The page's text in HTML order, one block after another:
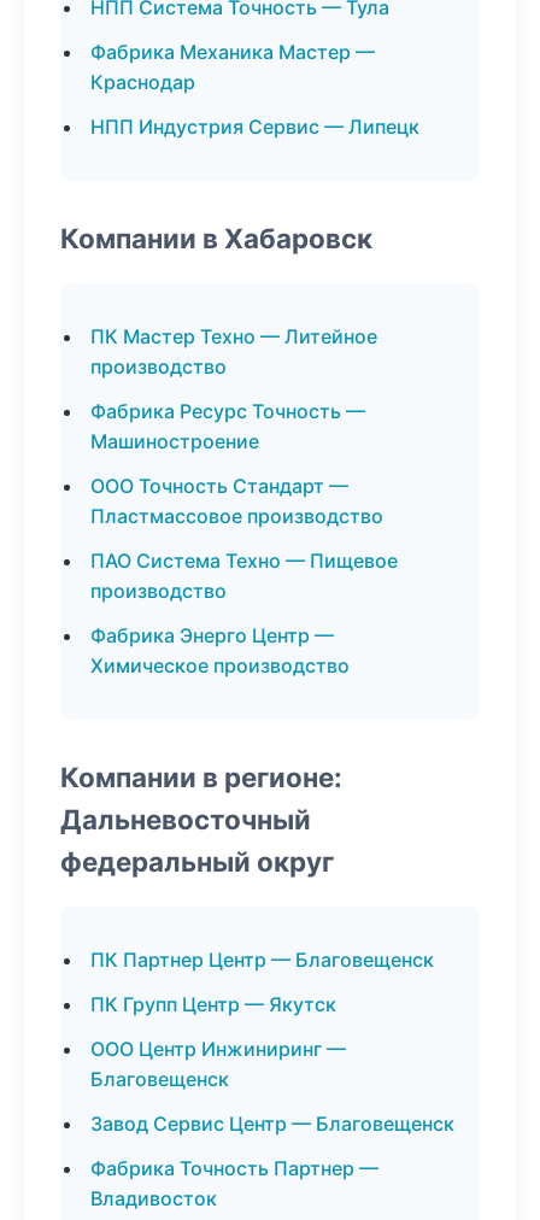
НПП Система Точность — Тула
Фабрика Механика Мастер —
Краснодар
НПП Индустрия Сервис — Липецк
Компании в Хабаровск
ПК Мастер Техно — Литейное
производство
Фабрика Ресурс Точность —
Машиностроение
ООО Точность Стандарт —
Пластмассовое производство
ПАО Система Техно — Пищевое
производство
Фабрика Энерго Центр —
Химическое производство
Компании в регионе:
Дальневосточный
федеральный округ
ПК Партнер Центр — Благовещенск
ПК Групп Центр — Якутск
ООО Центр Инжиниринг —
Благовещенск
Завод Сервис Центр — Благовещенск
Фабрика Точность Партнер —
Владивосток